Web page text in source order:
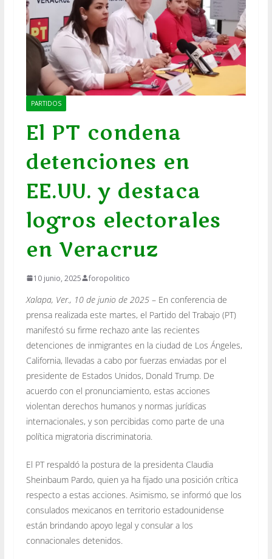
PARTIDOS
El PT condena
detenciones en
EE.UU. y destaca
logros electorales
en Veracruz
10 junio, 2025 foropolitico
Xalapa, Ver., 10 de junio de 2025– En conferencia de
prensa realizada este martes, el Partido del Trabajo (PT)
manifestó su firme rechazo ante las recientes
detenciones de inmigrantes en la ciudad de Los Ángeles,
California, llevadas a cabo por fuerzas enviadas por el
presidente de Estados Unidos, Donald Trump. De
acuerdo con el pronunciamiento, estas acciones
violentan derechos humanos y normas jurídicas
internacionales, y son percibidas como parte de una
política migratoria discriminatoria.
El PT respaldó la postura de la presidenta Claudia
Sheinbaum Pardo, quien ya ha fijado una posición crítica
respecto a estas acciones. Asimismo, se informó que los
consulados mexicanos en territorio estadounidense
están brindando apoyo legal y consular a los
connacionales detenidos.